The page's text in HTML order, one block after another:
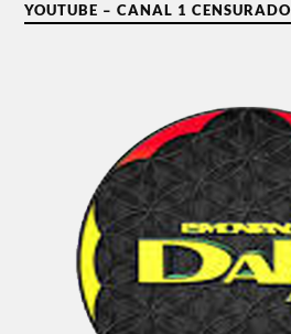
YOUTUBE – CANAL 1 CENSURADO